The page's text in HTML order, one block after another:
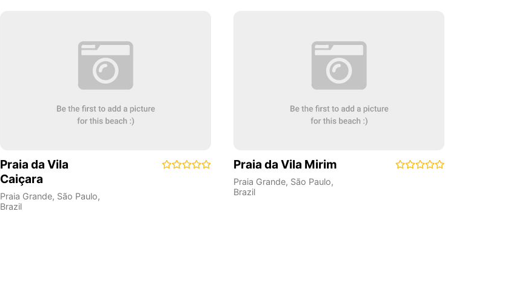
Praia da Vila
Caiçara
Praia Grande, São Paulo,
Brazil
Praia da Vila Mirim
Praia Grande, São Paulo,
Brazil